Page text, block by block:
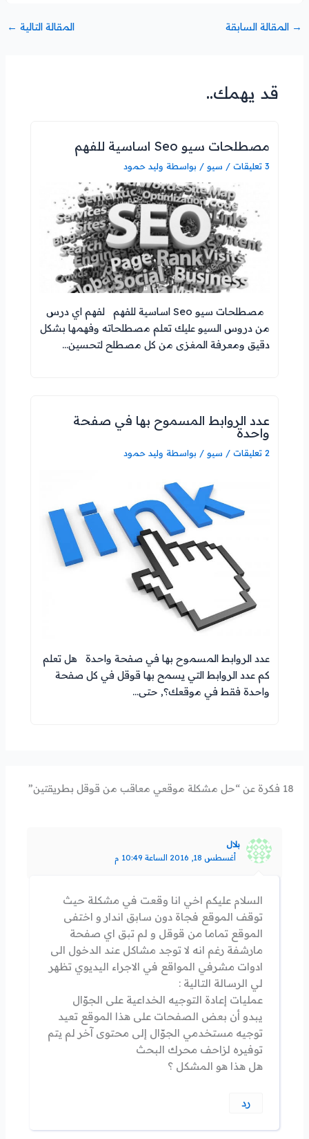
→ المقالة السابقة المقالة التالية ←
قد يهمك..
مصطلحات سيو Seo اساسية للفهم
3 تعليقات / سيو / بواسطة وليد حمود
مصطلحات سيو Seo اساسية للفهم لفهم اي درس
من دروس السيو عليك تعلم مصطلحاته وفهمها بشكل
دقيق ومعرفة المغزى من كل مصطلح لتحسين…
عدد الروابط المسموح بها في صفحة
واحدة
2 تعليقات / سيو / بواسطة وليد حمود
عدد الروابط المسموح بها في صفحة واحدة هل تعلم
كم عدد الروابط التي يسمح بها قوقل في كل صفحة
واحدة فقط في موقعك؟, حتى…
18 فكرة عن “حل مشكلة موقعي معاقب من قوقل بطريقتين”
بلال
أغسطس 18, 2016 الساعة 10:49 م
السلام عليكم اخي انا وقعت في مشكلة حيث
توقف الموقع فجاة دون سابق اندار و اختفى
الموقع تماما من قوقل و لم تبق اي صفحة
مارشفة رغم انه لا توجد مشاكل عند الدخول الى
ادوات مشرفي المواقع في الاجراء اليديوي تظهر
لي الرسالة التالية :
عمليات إعادة التوجيه الخداعية على الجوّال
يبدو أن بعض الصفحات على هذا الموقع تعيد
توجيه مستخدمي الجوّال إلى محتوى آخر لم يتم
توفيره لزاحف محرك البحث
هل هذا هو المشكل ؟
رد